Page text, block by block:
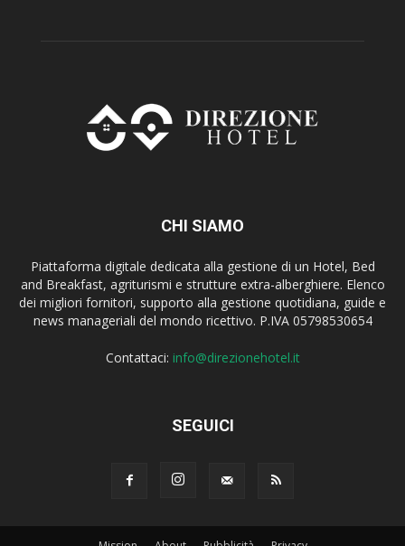
CHI SIAMO
Piattaforma digitale dedicata alla gestione di un Hotel, Bed
and Breakfast, agriturismi e strutture extra-alberghiere. Elenco
dei migliori fornitori, supporto alla gestione quotidiana, guide e
news manageriali del mondo ricettivo. P.IVA 05798530654
Contattaci: info@direzionehotel.it
SEGUICI